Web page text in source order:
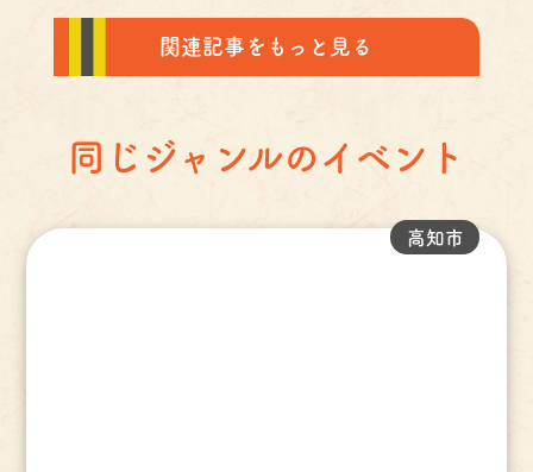
関連記事をもっと見る
同じジャンルのイベント
高知市